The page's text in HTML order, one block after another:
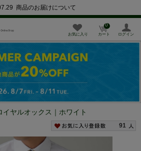
商品のお届けについて
お気に入り カート
0
ログイン
ヤルオックス｜ホワイト
91